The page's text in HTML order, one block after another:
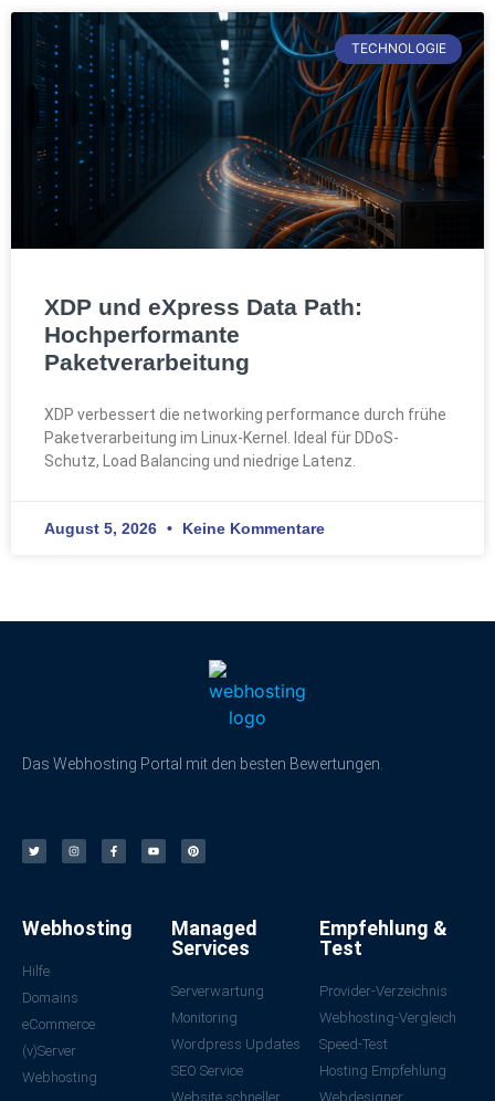
TECHNOLOGIE
XDP und eXpress Data Path:
Hochperformante
Paketverarbeitung
XDP verbessert die networking performance durch frühe
Paketverarbeitung im Linux-Kernel. Ideal für DDoS-
Schutz, Load Balancing und niedrige Latenz.
August 5, 2026 Keine Kommentare
Das Webhosting Portal mit den besten Bewertungen.
Webhosting
Hilfe
Domains
eCommerce
(v)Server
Webhosting
Managed
Services
Serverwartung
Monitoring
Wordpress Updates
SEO Service
Website schneller
Empfehlung &
Test
Provider-Verzeichnis
Webhosting-Vergleich
Speed-Test
Hosting Empfehlung
Webdesigner